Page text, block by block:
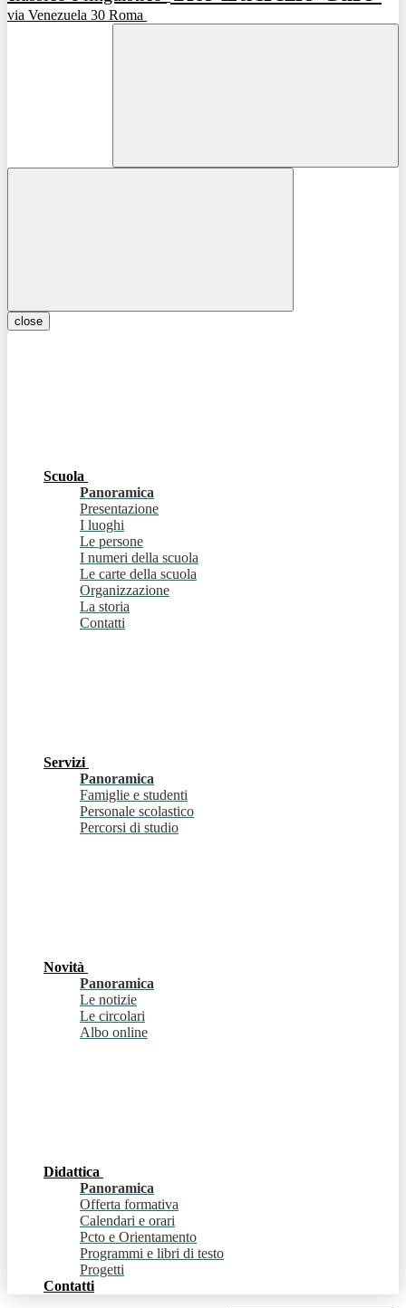
via Venezuela 30 Roma
close
Scuola
Panoramica
Presentazione
I luoghi
Le persone
I numeri della scuola
Le carte della scuola
Organizzazione
La storia
Contatti
Servizi
Panoramica
Famiglie e studenti
Personale scolastico
Percorsi di studio
Novità
Panoramica
Le notizie
Le circolari
Albo online
Didattica
Panoramica
Offerta formativa
Calendari e orari
Pcto e Orientamento
Programmi e libri di testo
Progetti
Contatti